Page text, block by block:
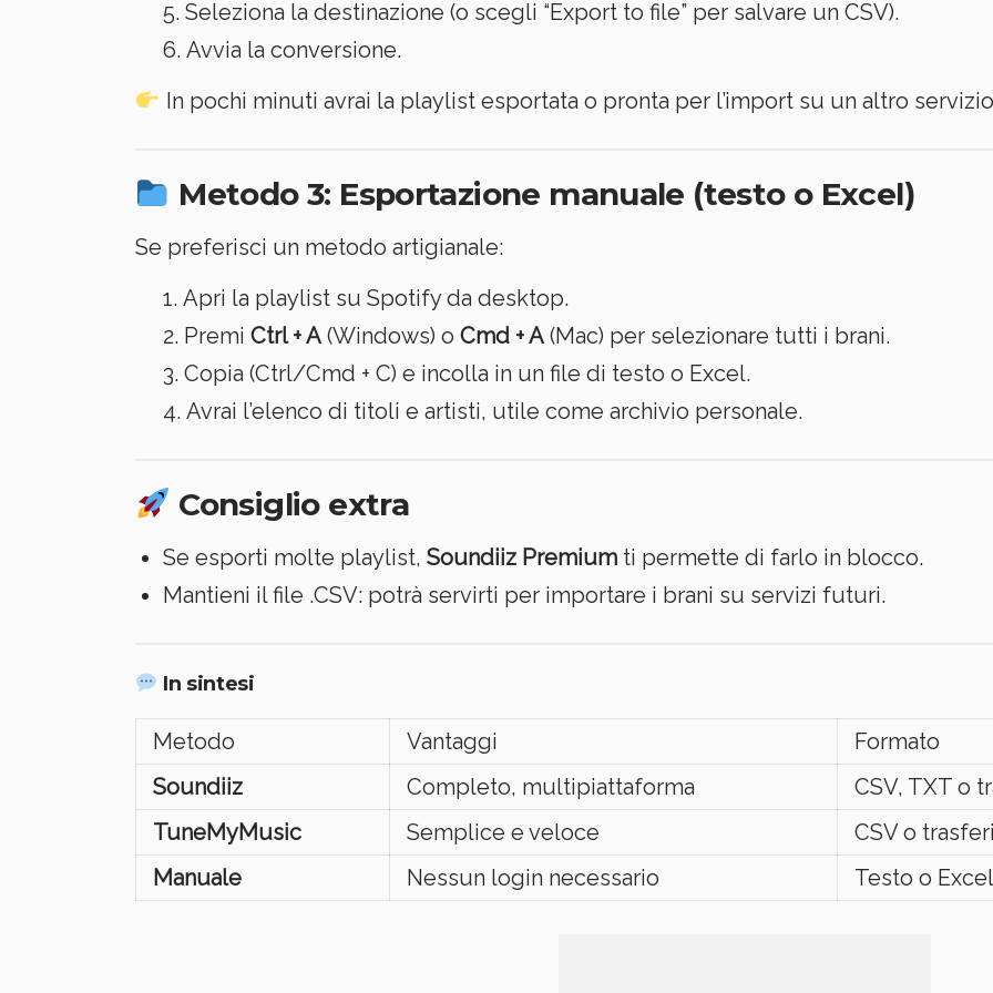
Seleziona la destinazione (o scegli “Export to file” per salvare un CSV).
Avvia la conversione.
In pochi minuti avrai la playlist esportata o pronta per l’import su un altro
Metodo 3: Esportazione manuale (testo o Excel)
Se preferisci un metodo artigianale:
Apri la playlist su Spotify da desktop.
Premi Ctrl + A (Windows) o Cmd + A (Mac) per selezionare tutti i brani.
Copia (Ctrl/Cmd + C) e incolla in un file di testo o Excel.
Avrai l’elenco di titoli e artisti, utile come archivio personale.
Consiglio extra
Se esporti molte playlist, Soundiiz Premium ti permette di farlo in blocco.
Mantieni il file .CSV: potrà servirti per importare i brani su servizi futuri.
In sintesi
Metodo Vantaggi
Formato
Soundiiz
Completo, multipiattaforma
CSV, TXT o
TuneMyMusic
Semplice e veloce
CSV o
Manuale
Nessun login necessario Testo o Excel